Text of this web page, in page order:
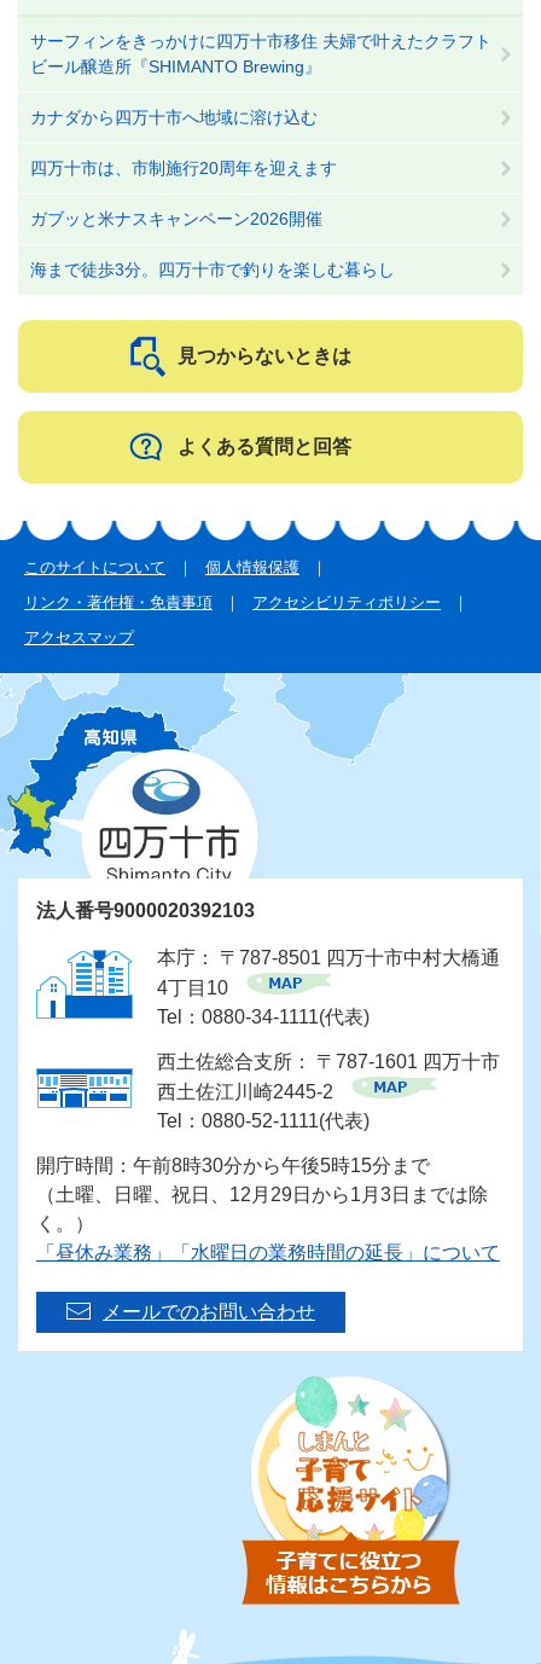
サーフィンをきっかけに四万十市移住 夫婦で叶えたクラフト
ビール醸造所『SHIMANTO Brewing』
カナダから四万十市へ地域に溶け込む
四万十市は、市制施行20周年を迎えます
ガブッと米ナスキャンペーン2026開催
海まで徒歩3分。四万十市で釣りを楽しむ暮らし
見つからないときは
よくある質問と回答
このサイトについて
個人情報保護
リンク・著作権・免責事項
アクセシビリティポリシー
アクセスマップ
法人番号9000020392103
本庁： 〒787-8501 四万十市中村大橋通
4丁目10
Tel：0880-34-1111(代表)
西土佐総合支所： 〒787-1601 四万十市
西土佐江川崎2445-2
Tel：0880-52-1111(代表)
開庁時間：午前8時30分から午後5時15分まで
（土曜、日曜、祝日、12月29日から1月3日までは除
く。）
「昼休み業務」「水曜日の業務時間の延長」について
メールでのお問い合わせ